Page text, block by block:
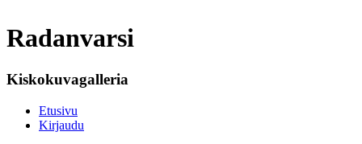
Radanvarsi
Kiskokuvagalleria
Etusivu
Kirjaudu